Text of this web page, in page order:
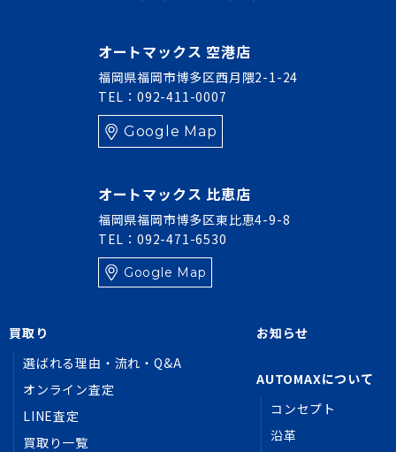
オートマックス 空港店
福岡県福岡市博多区西月隈2-1-24
TEL：092-411-0007
Google Map
オートマックス 比恵店
福岡県福岡市博多区東比恵4-9-8
TEL：092-471-6530
Google Map
買取り
選ばれる理由・流れ・Q&A
オンライン査定
LINE査定
買取り一覧
お知らせ
AUTOMAXについて
コンセプト
沿革